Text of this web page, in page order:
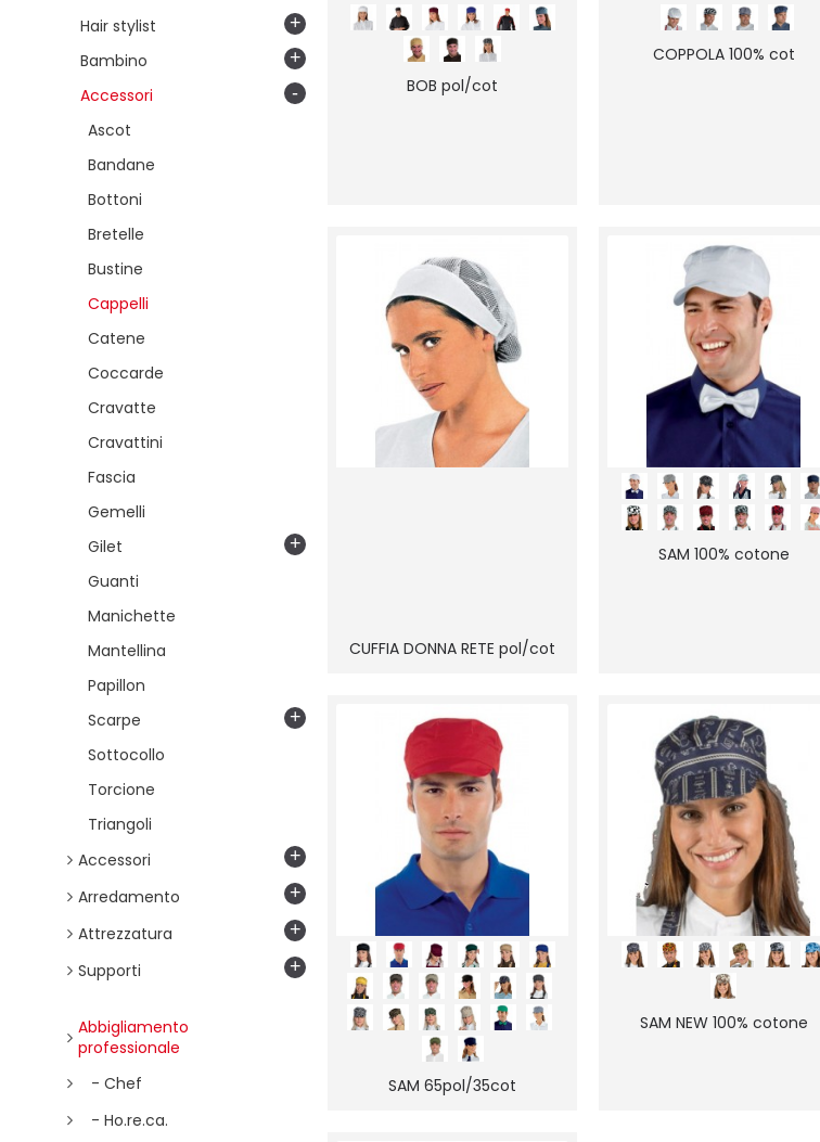
Londra 01
Lurex 03
Lurex Silver
Maori 91
Maori 94
Maori 95
Mimetico 01
Mimetico 04
Mimetico 15
Moro
Natural
Oporto
Pied de poule
Riga rossa
Rosa
San Francisco
Scacco
Skull 12
Sole
Sushi 07
Tartan 405
Tartan 407
Tartan 413
Tartan 415
Tartan 423
Tartan 426
Tartan 427
Tortuga
Turchese
Verde
Verdone
Vienna nero
Viola
Hair stylist
+
Bambino
+
Accessori
-
Ascot
Bandane
Bottoni
Bretelle
Bustine
Cappelli
Catene
Coccarde
Cravatte
Cravattini
Fascia
Gemelli
Gilet
+
Guanti
Manichette
Mantellina
Papillon
Scarpe
+
Sottocollo
Torcione
Triangoli
Accessori
+
Arredamento
+
Attrezzatura
+
Supporti
+
Abbigliamento
professionale
- Chef
- Ho.re.ca.
BOB pol/cot
COPPOLA 100% cot
CUFFIA DONNA RETE pol/cot
SAM 100% cotone
SAM 65pol/35cot
SAM NEW 100% cotone